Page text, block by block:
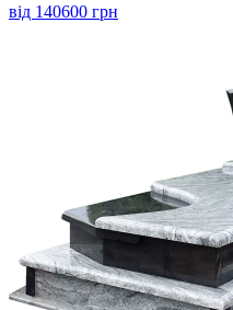
від 140600 грн